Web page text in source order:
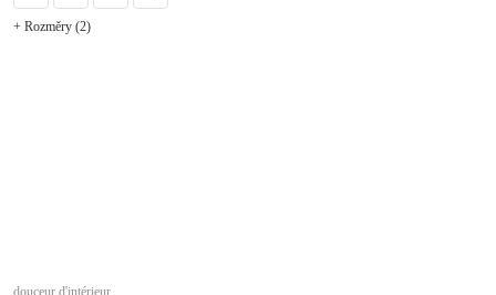
+ Rozměry (2)
douceur d'intérieur